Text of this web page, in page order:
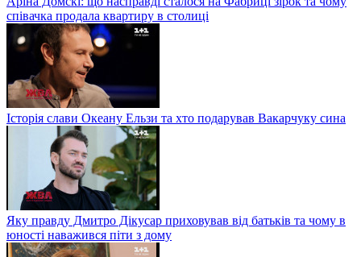
співачка продала квартиру в столиці
Історія слави Океану Ельзи та хто подарував Вакарчуку сина
Яку правду Дмитро Дікусар приховував від батьків та чому в
юності наважився піти з дому